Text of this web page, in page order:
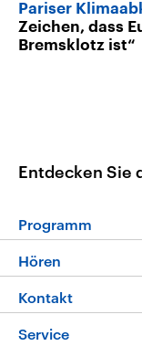
Pariser
Zeichen, dass
Bremsklotz ist“
Entdecken Sie
Programm
Programm
Die
Hören
Livestream
Kontakt
Hörerservice
Service